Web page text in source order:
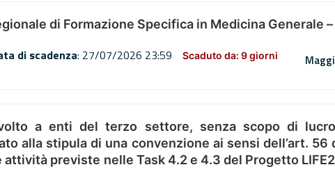
di Formazione Specifica in Medicina Generale
di scadenza: 27/07/2026 23:59 Scaduto da: 9 giorni
a enti del terzo settore, senza scopo di
alla stipula di una convenzione ai sensi dell’art. 56
previste nelle Task 4.2 e 4.3 del Progetto